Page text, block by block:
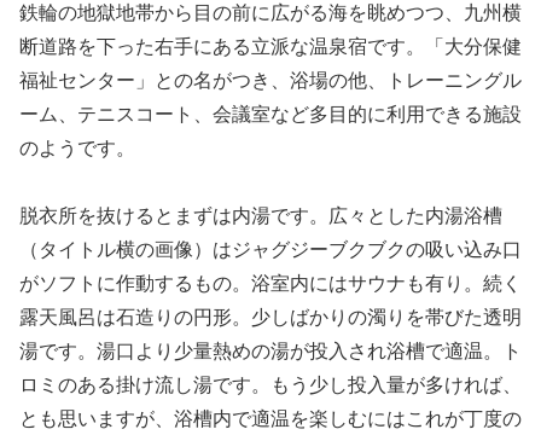
鉄輪の地獄地帯から目の前に広がる海を眺めつつ、九州横
断道路を下った右手にある立派な温泉宿です。「大分保健
福祉センター」との名がつき、浴場の他、トレーニングル
ーム、テニスコート、会議室など多目的に利用できる施設
のようです。
脱衣所を抜けるとまずは内湯です。広々とした内湯浴槽
（タイトル横の画像）はジャグジーブクブクの吸い込み口
がソフトに作動するもの。浴室内にはサウナも有り。続く
露天風呂は石造りの円形。少しばかりの濁りを帯びた透明
湯です。湯口より少量熱めの湯が投入され浴槽で適温。ト
ロミのある掛け流し湯です。もう少し投入量が多ければ、
とも思いますが、浴槽内で適温を楽しむにはこれが丁度の